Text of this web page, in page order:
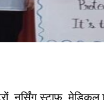
नर्सिंग स्टाफ,